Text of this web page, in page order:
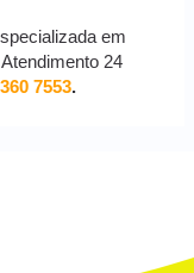
em
Atendimento 24
7553.